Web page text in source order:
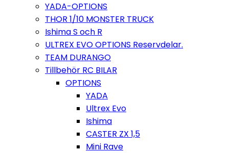
YADA-OPTIONS
THOR 1/10 MONSTER TRUCK
Ishima S och R
ULTREX EVO OPTIONS Reservdelar.
TEAM DURANGO
Tillbehör RC BILAR
OPTIONS
YADA
Ultrex Evo
Ishima
CASTER ZX 1,5
Mini Rave